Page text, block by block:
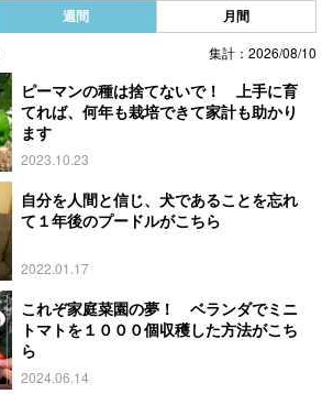
週間 月間
集計：2026/08/10
ピーマンの種は捨てないで！ 上手に育
てれば、何年も栽培できて家計も助かり
ます
2023.10.23
自分を人間と信じ、犬であることを忘れ
て１年後のプードルがこちら
2022.01.17
これぞ家庭菜園の夢！ ベランダでミニ
トマトを１０００個収穫した方法がこち
ら
2024.06.14